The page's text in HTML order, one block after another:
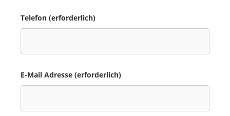
Telefon (erforderlich)
E-Mail Adresse (erforderlich)